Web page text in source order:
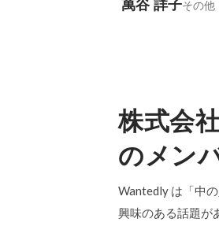
萬谷 詳子その他
株式会
のメン
Wantedly は「中
興味のある話題が